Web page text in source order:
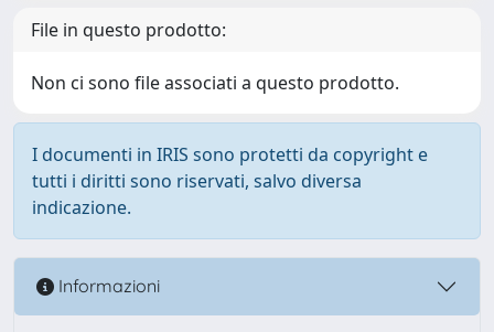
File in questo prodotto:
Non ci sono file associati a questo prodotto.
I documenti in IRIS sono protetti da copyright e
tutti i diritti sono riservati, salvo diversa
indicazione.
Informazioni